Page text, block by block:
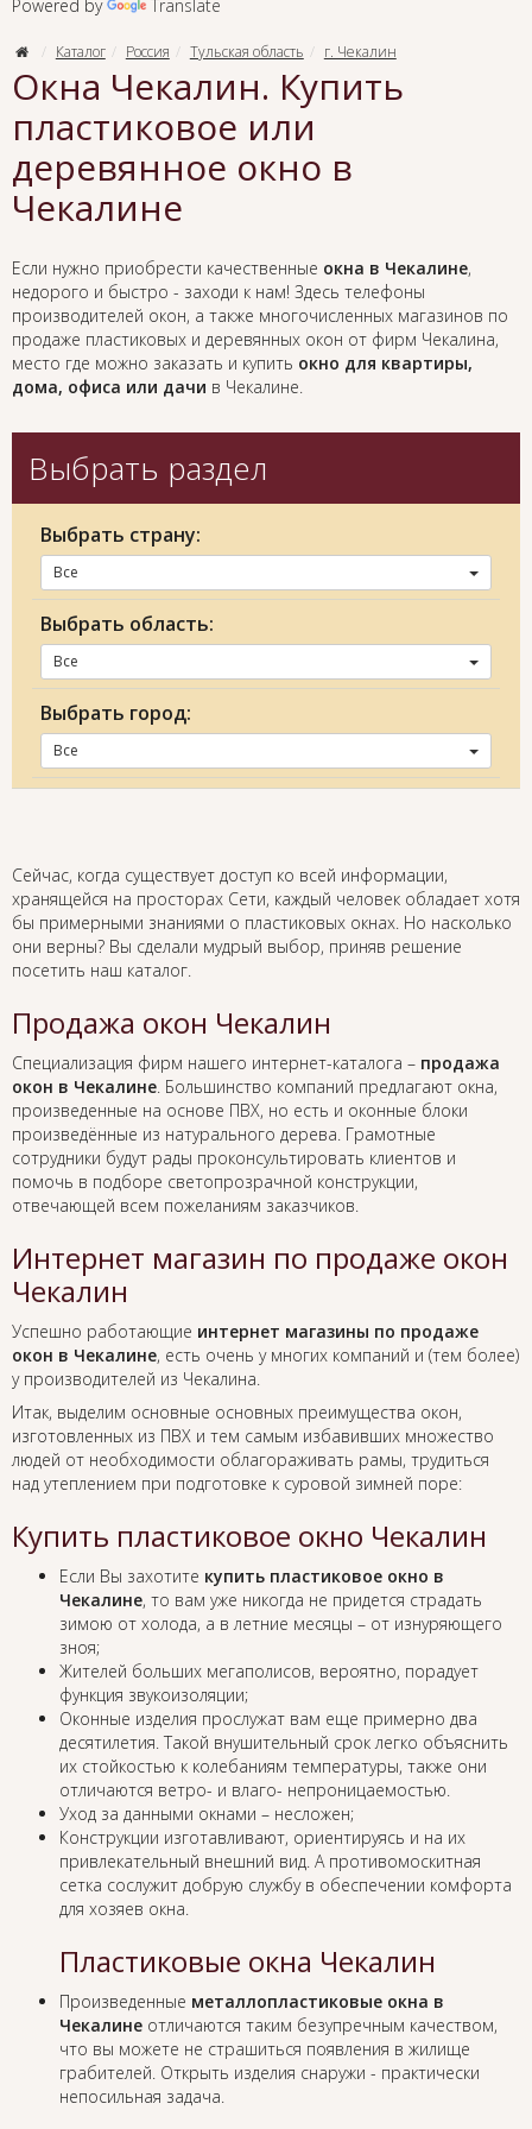
Powered by Translate
Каталог Россия Тульская область г. Чекалин
Окна Чекалин. Купить
пластиковое или
деревянное окно в
Чекалине
Если нужно приобрести качественные окна в Чекалине,
недорого и быстро - заходи к нам! Здесь телефоны
производителей окон, а также многочисленных магазинов по
продаже пластиковых и деревянных окон от фирм Чекалина,
место где можно заказать и купить окно для квартиры,
дома, офиса или дачи в Чекалине.
Выбрать раздел
Выбрать страну:
Все
Выбрать область:
Все
Выбрать город:
Все
Сейчас, когда существует доступ ко всей информации,
хранящейся на просторах Сети, каждый человек обладает хотя
бы примерными знаниями о пластиковых окнах. Но насколько
они верны? Вы сделали мудрый выбор, приняв решение
посетить наш каталог.
Продажа окон Чекалин
Специализация фирм нашего интернет-каталога – продажа
окон в Чекалине. Большинство компаний предлагают окна,
произведенные на основе ПВХ, но есть и оконные блоки
произведённые из натурального дерева. Грамотные
сотрудники будут рады проконсультировать клиентов и
помочь в подборе светопрозрачной конструкции,
отвечающей всем пожеланиям заказчиков.
Интернет магазин по продаже окон
Чекалин
Успешно работающие интернет магазины по продаже
окон в Чекалине, есть очень у многих компаний и (тем более)
у производителей из Чекалина.
Итак, выделим основные основных преимущества окон,
изготовленных из ПВХ и тем самым избавивших множество
людей от необходимости облагораживать рамы, трудиться
над утеплением при подготовке к суровой зимней поре:
Купить пластиковое окно Чекалин
Если Вы захотите купить пластиковое окно в
Чекалине, то вам уже никогда не придется страдать
зимою от холода, а в летние месяцы – от изнуряющего
зноя;
Жителей больших мегаполисов, вероятно, порадует
функция звукоизоляции;
Оконные изделия прослужат вам еще примерно два
десятилетия. Такой внушительный срок легко объяснить
их стойкостью к колебаниям температуры, также они
отличаются ветро- и влаго- непроницаемостью.
Уход за данными окнами – несложен;
Конструкции изготавливают, ориентируясь и на их
привлекательный внешний вид. А противомоскитная
сетка сослужит добрую службу в обеспечении комфорта
для хозяев окна.
Пластиковые окна Чекалин
Произведенные металлопластиковые окна в
Чекалине отличаются таким безупречным качеством,
что вы можете не страшиться появления в жилище
грабителей. Открыть изделия снаружи - практически
непосильная задача.